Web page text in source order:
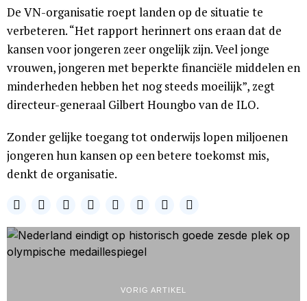
De VN-organisatie roept landen op de situatie te
verbeteren. “Het rapport herinnert ons eraan dat de
kansen voor jongeren zeer ongelijk zijn. Veel jonge
vrouwen, jongeren met beperkte financiële middelen en
minderheden hebben het nog steeds moeilijk”, zegt
directeur-generaal Gilbert Houngbo van de ILO.
Zonder gelijke toegang tot onderwijs lopen miljoenen
jongeren hun kansen op een betere toekomst mis,
denkt de organisatie.
VORIG ARTIKEL